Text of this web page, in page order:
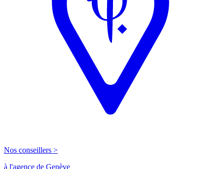
Nos conseillers >
à l'agence de Genève